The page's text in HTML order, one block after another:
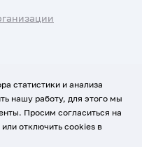
статистики и анализа
нашу работу, для этого мы
Просим согласиться на
отключить cookies в